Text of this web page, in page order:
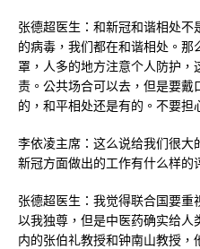
张德超医生：和新冠和谐相处
的病毒，我们都在和谐相处。
罩，人多的地方注意个人防护，
责。公共场合可以去，但是要
的，和平相处还是有的。不要担
李依凌主席：这么说给我们很
新冠方面做出的工作有什么样的
张德超医生：我觉得联合国要重
以我独尊，但是中医药确实给
内的张伯礼教授和钟南山教授